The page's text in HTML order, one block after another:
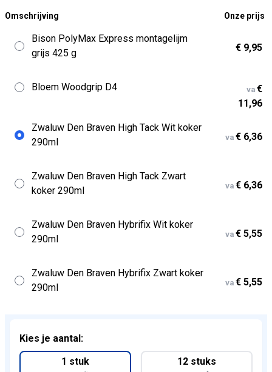
Omschrijving Onze prijs
Bison PolyMax Express montagelijm
grijs 425 g
€ 9,95
Bloem Woodgrip D4 va €
11,96
Zwaluw Den Braven High Tack Wit koker
290ml
va € 6,36
Zwaluw Den Braven High Tack Zwart
koker 290ml
va € 6,36
Zwaluw Den Braven Hybrifix Wit koker
290ml
va € 5,55
Zwaluw Den Braven Hybrifix Zwart koker
290ml
va € 5,55
Kies je aantal:
1 stuk
12 stuks